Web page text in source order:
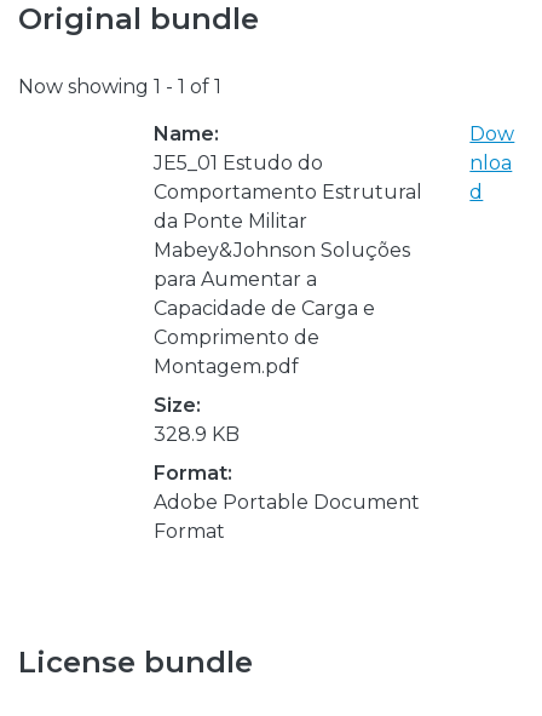
Original bundle
Now showing 1 - 1 of 1
Name:
JE5_01 Estudo do
Comportamento Estrutural
da Ponte Militar
Mabey&Johnson Soluções
para Aumentar a
Capacidade de Carga e
Comprimento de
Montagem.pdf
Size:
328.9 KB
Format:
Adobe Portable Document
Format
Dow
nloa
d
License bundle